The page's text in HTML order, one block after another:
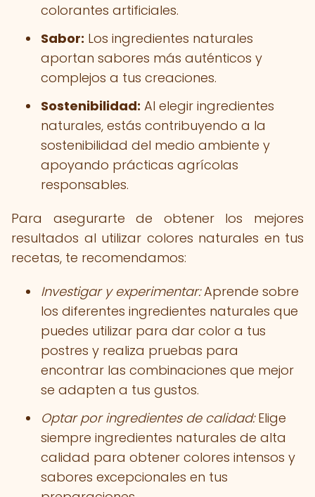
colorantes artificiales.
Sabor: Los ingredientes naturales
aportan sabores más auténticos y
complejos a tus creaciones.
Sostenibilidad: Al elegir ingredientes
naturales, estás contribuyendo a la
sostenibilidad del medio ambiente y
apoyando prácticas agrícolas
responsables.
Para asegurarte de obtener los mejores
resultados al utilizar colores naturales en tus
recetas, te recomendamos:
Investigar y experimentar:Aprende sobre
los diferentes ingredientes naturales que
puedes utilizar para dar color a tus
postres y realiza pruebas para
encontrar las combinaciones que mejor
se adapten a tus gustos.
Optar por ingredientes de calidad:Elige
siempre ingredientes naturales de alta
calidad para obtener colores intensos y
sabores excepcionales en tus